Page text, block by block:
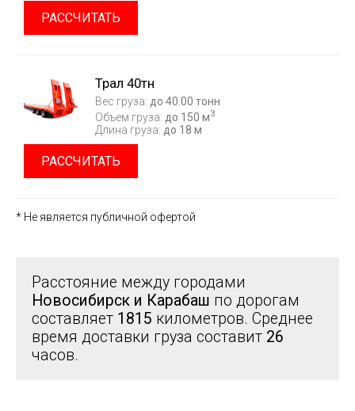
РАССЧИТАТЬ
Трал 40тн
Вес груза: до 40.00 тонн
Объем груза: до 150 м3
Длина груза: до 18 м
РАССЧИТАТЬ
* Не является публичной офертой
Расстояние между городами
Новосибирск и Карабаш по дорогам
составляет 1815 километров. Среднее
время доставки груза составит 26
часов.